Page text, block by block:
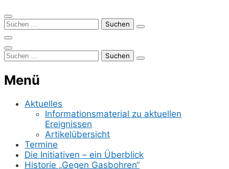
Suchen
Suchen
Menü
Aktuelles
Informationsmaterial zu aktuellen
Ereignissen
Artikelübersicht
Termine
Die Initiativen – ein Überblick
Historie „Gegen Gasbohren“